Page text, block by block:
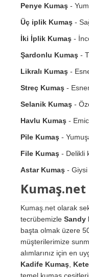
Penye Kumaş -
Üç iplik Kumaş -
İki İplik Kumaş -
Şardonlu Kumaş -
Likralı Kumaş -
Streç Kumaş -
Selanik Kumaş -
Havlu Kumaş -
Pile Kumaş -
File Kumaş - Delikli
Astar Kumaş - Giysi
Kumaş.net
Kumaş.net olarak
tecrübemizleSandy
başta olmak üzere
müşterilerimize
alımlarınız için en
Kadife Kumaş